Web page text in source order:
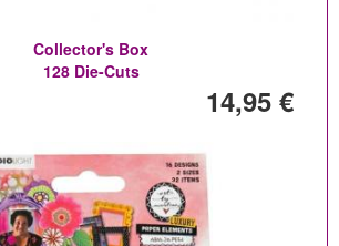
Collector's Box
128 Die-Cuts
14,95 €